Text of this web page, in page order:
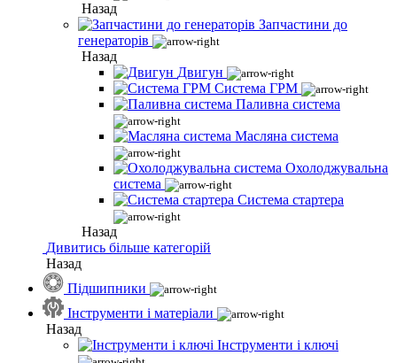
Назад
Запчастини до
генераторів
Назад
Двигун
Система ГРМ
Паливна система
Масляна система
Охолоджувальна
система
Система стартера
Назад
Дивитись більше категорій
Назад
Підшипники
Інструменти і матеріали
Назад
Інструменти і ключі